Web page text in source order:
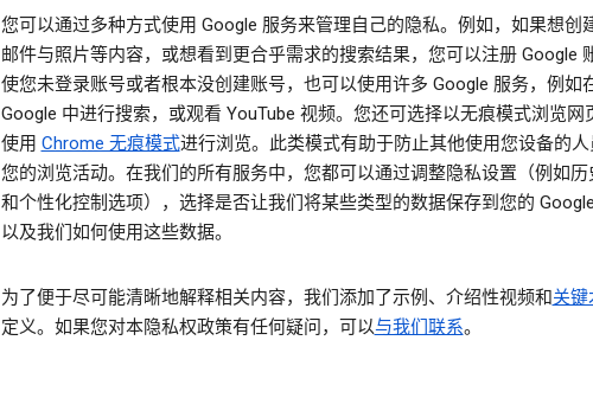
您可以通过多种方式使用 Google 服务来管理自己的隐私。例如，如果想创
邮件与照片等内容，或想看到更合乎需求的搜索结果，您可以注册 Google
使您未登录账号或者根本没创建账号，也可以使用许多 Google 服务，例如
Google 中进行搜索，或观看 YouTube 视频。您还可选择以无痕模式浏览网
使用 Chrome 无痕模式进行浏览。此类模式有助于防止其他使用您设备的
您的浏览活动。在我们的所有服务中，您都可以通过调整隐私设置（例如历
和个性化控制选项），选择是否让我们将某些类型的数据保存到您的
以及我们如何使用这些数据。
为了便于尽可能清晰地解释相关内容，我们添加了示例、介绍性视频和关键
定义。如果您对本隐私权政策有任何疑问，可以与我们联系。